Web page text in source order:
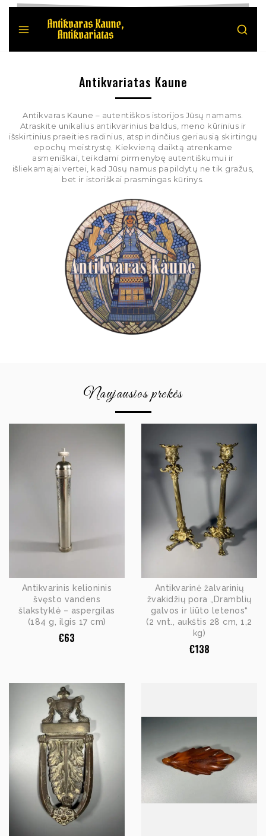
Antikvariatas Kaune
Antikvaras Kaune – autentiškos istorijos Jūsų namams.
Atraskite unikalius antikvarinius baldus, meno kūrinius ir
išskirtinius praeities radinius, atspindinčius geriausią skirtingų
epochų meistrystę. Kiekvieną daiktą atrenkame
asmeniškai, teikdami pirmenybę autentiškumui ir
išliekamajai vertei, kad Jūsų namus papildytų ne tik gražus,
bet ir istoriškai prasmingas kūrinys.
Naujausios prekės
Antikvarinis kelioninis
švęsto vandens
šlakstyklė – aspergilas
(184 g, ilgis 17 cm)
€63
Antikvarinė žalvarinių
žvakidžių pora „Dramblių
galvos ir liūto letenos“
(2 vnt., aukštis 28 cm, 1,2
kg)
€138